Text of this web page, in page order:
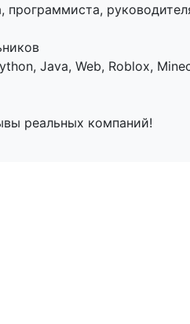
программиста,
Java, Web, Roblox,
реальных компаний!